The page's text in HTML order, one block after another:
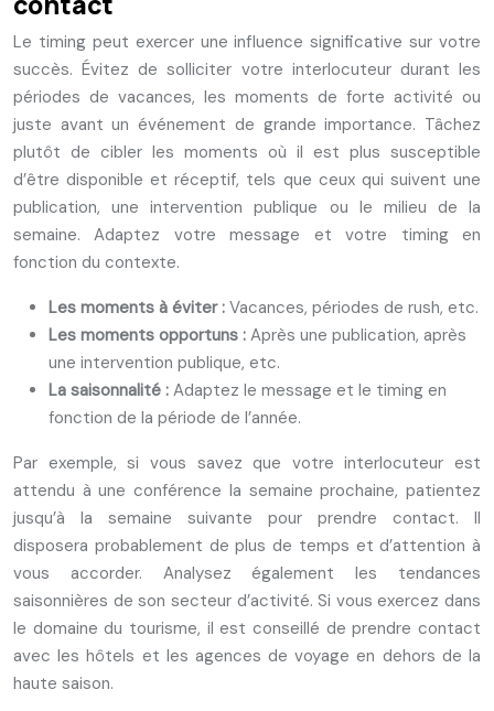
Le timing peut exercer une influence significative sur votre
succès. Évitez de solliciter votre interlocuteur durant les
périodes de vacances, les moments de forte activité ou
juste avant un événement de grande importance. Tâchez
plutôt de cibler les moments où il est plus susceptible
d’être disponible et réceptif, tels que ceux qui suivent une
publication, une intervention publique ou le milieu de la
semaine. Adaptez votre message et votre timing en
fonction du contexte.
Les moments à éviter : Vacances, périodes de rush, etc.
Les moments opportuns : Après une publication, après
une intervention publique, etc.
La saisonnalité : Adaptez le message et le timing en
fonction de la période de l’année.
Par exemple, si vous savez que votre interlocuteur est
attendu à une conférence la semaine prochaine, patientez
jusqu’à la semaine suivante pour prendre contact. Il
disposera probablement de plus de temps et d’attention à
vous accorder. Analysez également les tendances
saisonnières de son secteur d’activité. Si vous exercez dans
le domaine du tourisme, il est conseillé de prendre contact
avec les hôtels et les agences de voyage en dehors de la
haute saison.